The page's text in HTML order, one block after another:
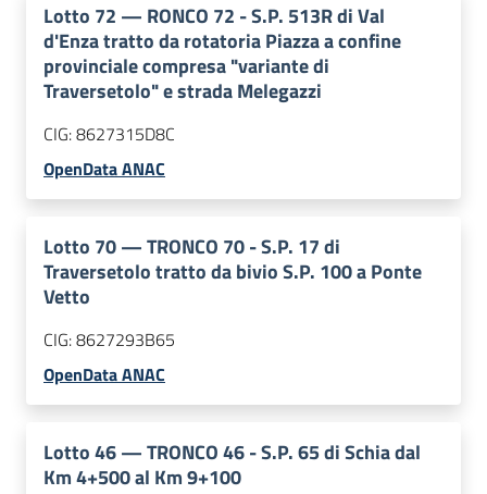
Lotto 72 — RONCO 72 - S.P. 513R di Val
d'Enza tratto da rotatoria Piazza a confine
provinciale compresa "variante di
Traversetolo" e strada Melegazzi
CIG:8627315D8C
OpenData ANAC
Lotto 70—TRONCO 70 - S.P. 17 di
Traversetolo tratto da bivio S.P. 100 a Ponte
Vetto
CIG:8627293B65
OpenData ANAC
Lotto46—TRONCO 46 - S.P. 65 di Schia dal
Km 4+500 al Km 9+100